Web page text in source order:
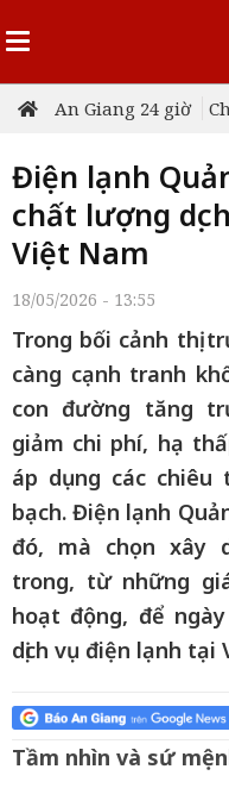
An Giang 24 giờ
Điện lạnh
chất lượng
Việt Nam
18/05/2026 - 13:55
Trong bối cảnh thị
càng cạnh tranh
con đường tăng
giảm chi phí, hạ
áp dụng các
bạch. Điện lạnh
đó, mà chọn xây
trong, từ những
hoạt động, để
dịch vụ điện lạnh tại
Tầm nhìn và sứ